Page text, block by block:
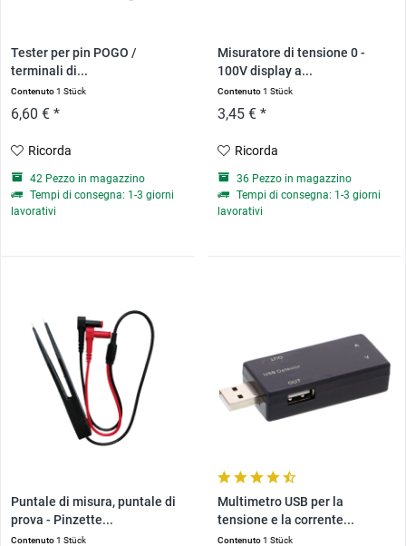
Tester per pin POGO /
terminali di...
Contenuto1 Stück
6,60 € *
Ricorda
42 Pezzo in magazzino
Tempi di consegna: 1-3 giorni
lavorativi
Misuratore di tensione 0 -
100V display a...
Contenuto1 Stück
3,45 € *
Ricorda
36 Pezzo in magazzino
Tempi di consegna: 1-3 giorni
lavorativi
Puntale di misura, puntale di
prova - Pinzette...
Contenuto1 Stück
Multimetro USB per la
tensione e la corrente...
Contenuto1 Stück